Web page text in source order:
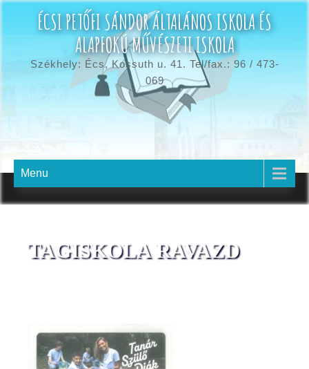
ÉCSI PETŐFI SÁNDOR ÁLTALÁNOS ISKOLA ÉS
ALAPFOKÚ MŰVÉSZETI ISKOLA
Székhely: Écs, Kossuth u. 41. Tel/fax.: 96 / 473-
069
Menu
TAGISKOLA RAVAZD